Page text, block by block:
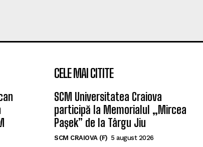
CELE MAI CITITE
SCM Universitatea Craiova
participă la Memorialul „Mircea
Pașek” de la Târgu Jiu
SCM CRAIOVA (F) 5 august 2026